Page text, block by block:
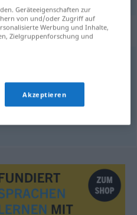
Geräteeigenschaften zur
von und/oder Zugriff auf
Werbung und Inhalte,
Zielgruppenforschung und
Akzeptieren